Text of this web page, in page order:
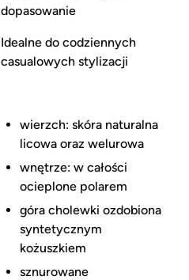
dopasowanie
Idealne do codziennych
casualowych stylizacji
wierzch: skóra naturalna
licowa oraz welurowa
wnętrze: w całości
ocieplone polarem
góra cholewki ozdobiona
syntetycznym
kożuszkiem
sznurowane